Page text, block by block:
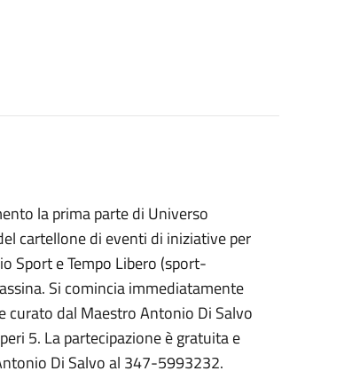
la prima parte di Universo
cartellone di eventi di iniziative per
Sport e Tempo Libero (sport-
Si comincia immediatamente
curato dal Maestro Antonio Di Salvo
5. La partecipazione è gratuita e
Di Salvo al 347-5993232.